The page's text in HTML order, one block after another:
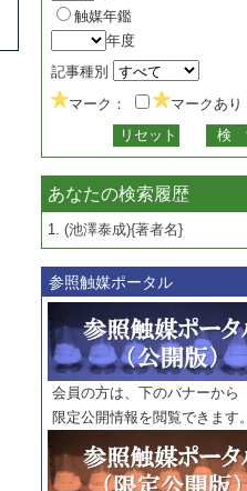
触媒年鑑
年度
記事種別
マーク：
マークあり
あなたの検索履歴
1. (池澤泰成){著者名}
参照触媒ポータル
会員の方は、下のバナーから
限定公開情報を閲覧できます。